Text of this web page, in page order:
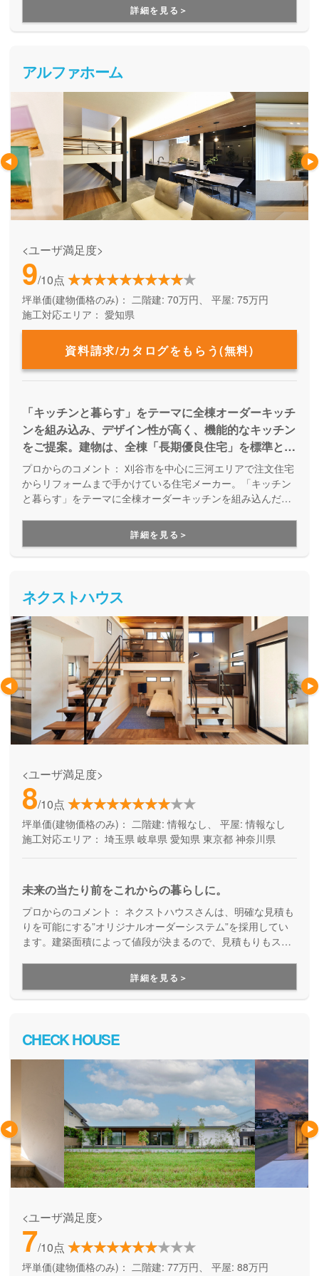
詳細を見る＞
アルファホーム
<ユーザ満足度>
9/10点
坪単価(建物価格のみ)： 二階建: 70万円、 平屋: 75万円
施工対応エリア： 愛知県
資料請求/カタログをもらう(無料)
「キッチンと暮らす」をテーマに全棟オーダーキッチ
ンを組み込み、デザイン性が高く、機能的なキッチン
をご提案。建物は、全棟「長期優良住宅」を標準と
し、末永く快適に暮らせる家、そしてメンテナンスの
しやすい家をつくります。 予算を抑えて、内装はお
洒落に、構造も頑丈で、省エネで断熱性の高い家がい
プロからのコメント：
からリフォームまで手かけている住宅メーカー。「キッチン
と暮らす」をテーマに全棟オーダーキッチンを組み込んだ家
に、一棟づつ丁寧な家づくり。手が届く価格でオーダーキッ
チンを組み込んだ理想の家を建てられる点が大きな強みで
す。
詳細を見る＞
ネクストハウス
<ユーザ満足度>
8/10点
坪単価(建物価格のみ)： 二階建: 情報なし、 平屋: 情報なし
施工対応エリア： 埼玉県 岐阜県 愛知県 東京都 神奈川県
未来の当たり前をこれからの暮らしに。
プロからのコメント：
りを可能にする”オリジナルオーダーシステム”を採用してい
ます。建築面積によって値段が決まるので、見積もりもスピ
いるので、早く新しい家に入居したいという方に特におスス
詳細を見る＞
CHECK HOUSE
<ユーザ満足度>
7/10点
坪単価(建物価格のみ)： 二階建: 77万円、 平屋: 88万円